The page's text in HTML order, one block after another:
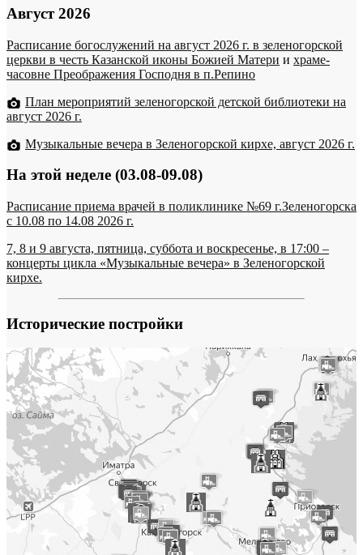
Август 2026
Расписание богослужений на август 2026 г. в зеленогорской
церкви в честь Казанской иконы Божией Матери и храме-
часовне Преображения Господня в п.Репино
План мероприятий зеленогорской детской библиотеки на
август 2026 г.
Музыкальные вечера в Зеленогорской кирхе, август 2026 г.
На этой неделе (03.08-09.08)
Расписание приема врачей в поликлинике №69 г.Зеленогорска
c 10.08 по 14.08 2026 г.
7, 8 и 9 августа, пятница, суббота и воскресенье, в 17:00 –
концерты цикла «Музыкальные вечера» в Зеленогорской
кирхе.
Исторические постройки